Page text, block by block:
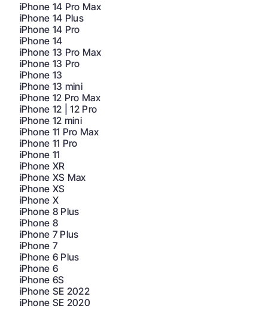
Регулируемая длина
Длину можно регулировать в соответствии с
вашим образом жизни и предпочтениями,
носить на шее или как ремешок через плечо.
через плечо LAUT
Strap?
Strap удобно и быстро в NewTime! Выгодная
менеджеры готовы в любой момент ответить
аксессуаров.
iPhone 14 Pro Max
iPhone 14 Plus
iPhone 14 Pro
iPhone 14
iPhone 13 Pro Max
iPhone 13 Pro
iPhone 13
iPhone 13 mini
iPhone 12 Pro Max
iPhone 12 | 12 Pro
iPhone 12 mini
iPhone 11 Pro Max
iPhone 11 Pro
iPhone 11
iPhone XR
iPhone XS Max
iPhone XS
iPhone X
iPhone 8 Plus
iPhone 8
iPhone 7 Plus
iPhone 7
iPhone 6 Plus
iPhone 6
iPhone 6S
iPhone SE 2022
iPhone SE 2020